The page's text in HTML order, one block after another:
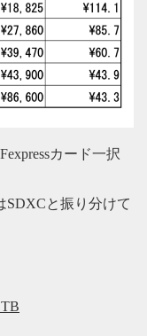
カード一択
SDXCと振り分けて